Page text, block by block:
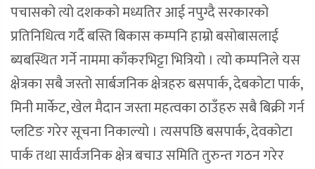
पचासको त्यो दशकको मध्यतिर आई नपुग्दै सरकारको
प्रतिनिधित्व गर्दै बस्ति बिकास कम्पनि हाम्रो बसोबासलाई
ब्यबस्थित गर्ने नाममा काँकरभिट्टा भित्रियो । त्यो कम्पनिले यस
क्षेत्रका सबै जस्तो सार्बजनिक क्षेत्रहरु बसपार्क, देबकोटा पार्क,
मिनी मार्केट, खेल मैदान जस्ता महत्वका ठाउँहरु सबै बिक्री गर्न
प्लटिङ गरेर सूचना निकाल्यो । त्यसपछि बसपार्क, देवकोटा
पार्क तथा सार्वजनिक क्षेत्र बचाउ समिति तुरुन्त गठन गरेर